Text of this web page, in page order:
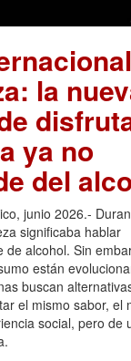
la
ya no
del
junio 2026.-
significaba hablar
de alcohol. Sin
están
buscan
el mismo sabor, el
social, pero de